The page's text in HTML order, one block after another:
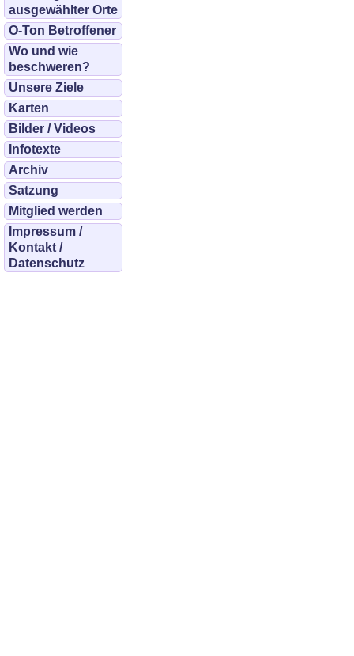
ausgewählter Orte
O-Ton Betroffener
Wo und wie
beschweren?
Unsere Ziele
Karten
Bilder / Videos
Infotexte
Archiv
Satzung
Mitglied werden
Impressum /
Kontakt /
Datenschutz